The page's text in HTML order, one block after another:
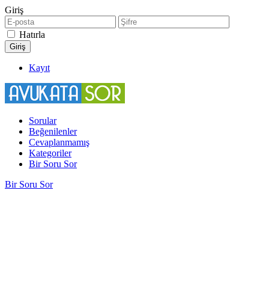
Giriş
Hatırla
Kayıt
Sorular
Beğenilenler
Cevaplanmamış
Kategoriler
Bir Soru Sor
Bir Soru Sor